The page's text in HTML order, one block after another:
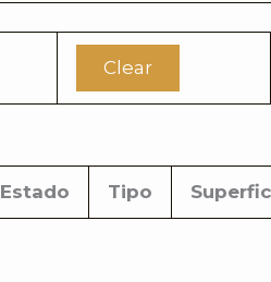
Clear
Estado Tipo